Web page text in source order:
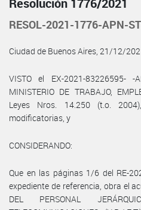
RESOL-2021-1776-APN-
Ciudad de Buenos Aires, 21/12/
VISTO el EX-2021-83226595- -
MINISTERIO DE TRABAJO,
Leyes Nros. 14.250 (t.o.
modificatorias, y
CONSIDERANDO:
Que en las páginas 1/6 del RE-
expediente de referencia, obra el
DEL PERSONAL